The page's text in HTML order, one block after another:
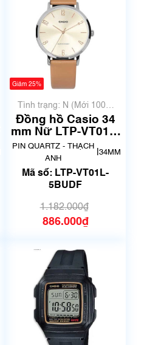
Giảm 25%
Tình trạng: N (Mới 100%
chưa qua sử dụng)
Đồng hồ Casio 34
mm Nữ LTP-VT01L-
5BUDF
PIN QUARTZ - THẠCH
ANH
34MM
Mã số: LTP-VT01L-
5BUDF
1.182.000₫
886.000₫